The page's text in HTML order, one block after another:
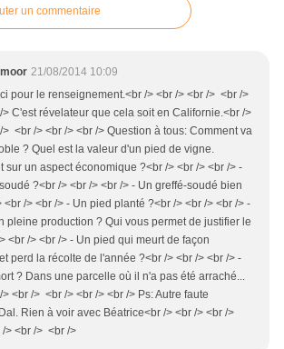
un commentaire
21/08/2014 10:09
pour le renseignement.<br /> <br /> <br /> <br />
> C'est révelateur que cela soit en Californie.<br />
> <br /> <br /> <br /> Question à tous: Comment va
? Quel est la valeur d'un pied de vigne.
sur un aspect économique ?<br /> <br /> <br /> -
?<br /> <br /> <br /> - Un greffé-soudé bien
<br /> <br /> - Un pied planté ?<br /> <br /> <br /> -
pleine production ? Qui vous permet de justifier le
<br /> <br /> - Un pied qui meurt de façon
perd la récolte de l'année ?<br /> <br /> <br /> -
? Dans une parcelle où il n'a pas été arraché...
> <br /> <br /> <br /> <br /> Ps: Autre faute
Rien à voir avec Béatrice<br /> <br /> <br />
/> <br /> <br />